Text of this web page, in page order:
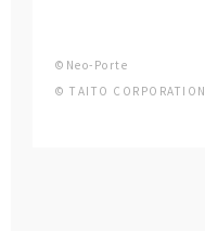
©Neo-Porte
© TAITO CORPORATION